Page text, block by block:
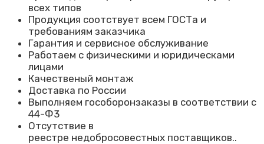
всех типов
Продукция соотствует всем ГОСТа и
требованиям заказчика
Гарантия и сервисное обслуживание
Работаем с физическими и юридическами
лицами
Качественый монтаж
Доставка по России
Выполняем гособоронзаказы в соответствии с
44-Ф3
Отсутствие в
реестре недобросовестных поставщиков..